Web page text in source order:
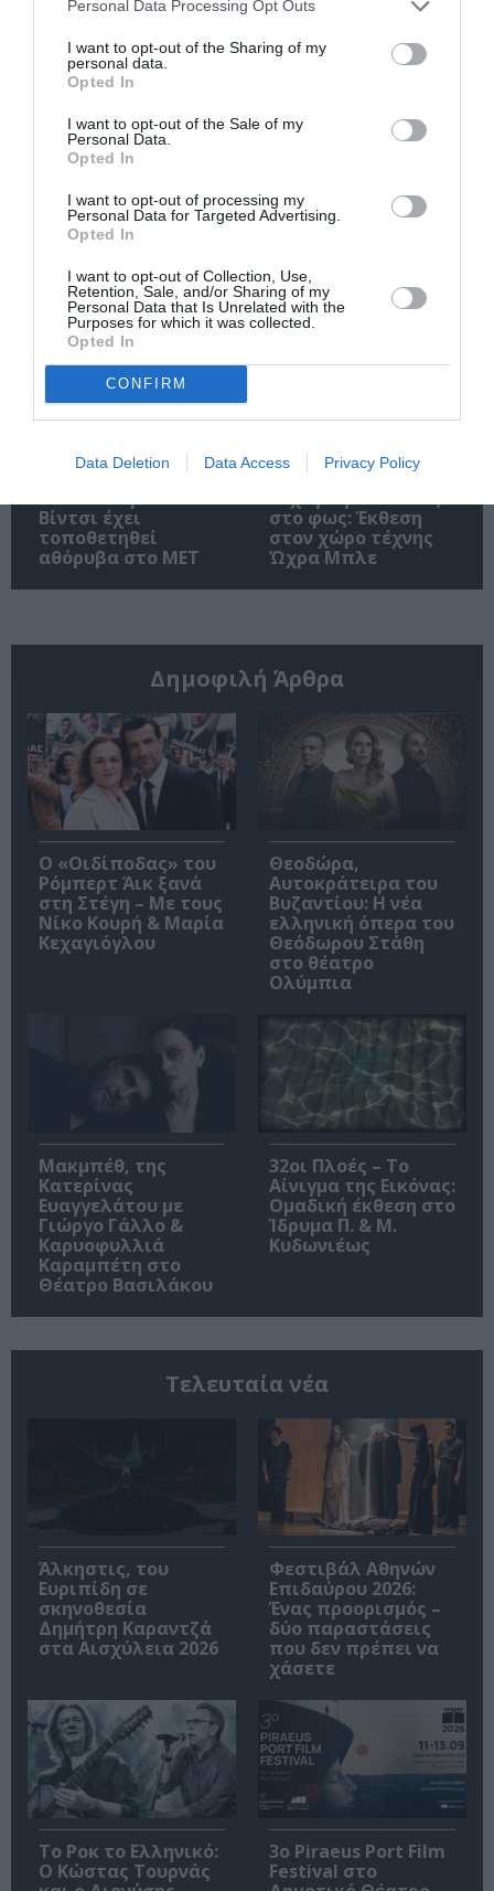
Personal Data Processing Opt Outs
I want to opt-out of the Sharing of my
personal data.
Opted In
I want to opt-out of the Sale of my
Personal Data.
Opted In
I want to opt-out of processing my
Personal Data for Targeted Advertising.
Opted In
I want to opt-out of Collection, Use,
Retention, Sale, and/or Sharing of my
Personal Data that Is Unrelated with the
Purposes for which it was collected.
Opted In
CONFIRM
Data Deletion Data Access Privacy Policy
Χαντζαράς –
«Κλεμμένος
Πειρατής» &
Διπλή παράλληλη
έκθεση στην Πάτμο
Μαγκανιώτης –
State of Change:
Σπάνιος πίνακας
Βίντσι έχει
τοποθετηθεί
αθόρυβα στο MET
Χρήστος
στο φως: Έκθεση
στον χώρο τέχνης
Ώχρα Μπλε
Δημοφιλή Άρθρα
O «Οιδίποδας» του
Ρόμπερτ Άικ ξανά
στη Στέγη – Με τους
Νίκο Κουρή & Μαρία
Κεχαγιόγλου
Θεοδώρα,
Αυτοκράτειρα του
Βυζαντίου: Η νέα
ελληνική όπερα του
Θεόδωρου Στάθη
στο θέατρο
Ολύμπια
Μακμπέθ, της
Κατερίνας
Ευαγγελάτου με
Γιώργο Γάλλο &
Καρυοφυλλιά
Καραμπέτη στο
Θέατρο Βασιλάκου
32οι Πλοές – Το
Αίνιγμα της Εικόνας:
Ομαδική έκθεση στο
Ίδρυμα Π. & Μ.
Κυδωνιέως
Τελευταία νέα
Άλκηστις, του
Ευριπίδη σε
σκηνοθεσία
Δημήτρη Καραντζά
στα Αισχύλεια 2026
Φεστιβάλ Αθηνών
Επιδαύρου 2026:
Ένας προορισμός –
δύο παραστάσεις
που δεν πρέπει να
χάσετε
Το Ροκ το Ελληνικό:
Ο Κώστας Τουρνάς
3o Piraeus Port Film
Festival στο